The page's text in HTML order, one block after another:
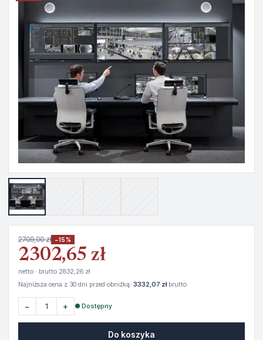
2709,00 zł −15%
2302,65 zł
netto · brutto 2832,26 zł
Najniższa cena z 30 dni przed obniżką: 3332,07 złbrutto
− + ● Dostępny
Do koszyka